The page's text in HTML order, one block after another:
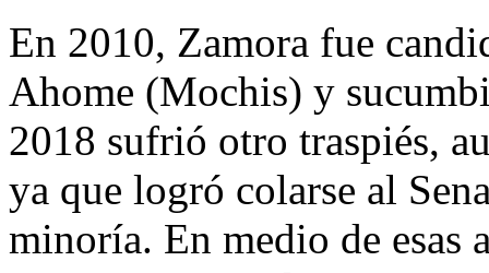
En 2010, Zamora fue
Ahome (Mochis) y
2018 sufrió otro traspiés,
ya que logró colarse al
minoría. En medio de esas